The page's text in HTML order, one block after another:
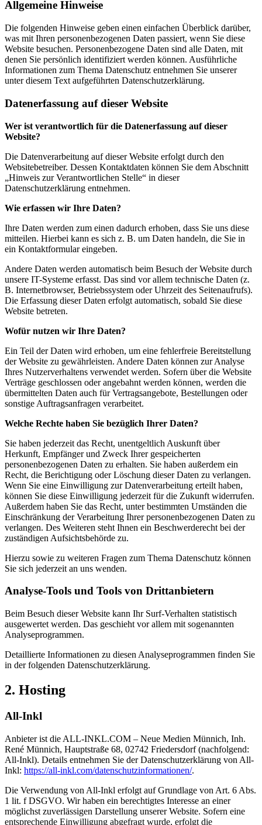
Allgemeine Hinweise
Die folgenden Hinweise geben einen einfachen Überblick darüber,
was mit Ihren personenbezogenen Daten passiert, wenn Sie diese
Website besuchen. Personenbezogene Daten sind alle Daten, mit
denen Sie persönlich identifiziert werden können. Ausführliche
Informationen zum Thema Datenschutz entnehmen Sie unserer
unter diesem Text aufgeführten Datenschutzerklärung.
Datenerfassung auf dieser Website
Wer ist verantwortlich für die Datenerfassung auf dieser
Website?
Die Datenverarbeitung auf dieser Website erfolgt durch den
Websitebetreiber. Dessen Kontaktdaten können Sie dem Abschnitt
„Hinweis zur Verantwortlichen Stelle“ in dieser
Datenschutzerklärung entnehmen.
Wie erfassen wir Ihre Daten?
Ihre Daten werden zum einen dadurch erhoben, dass Sie uns diese
mitteilen. Hierbei kann es sich z. B. um Daten handeln, die Sie in
ein Kontaktformular eingeben.
Andere Daten werden automatisch beim Besuch der Website durch
unsere IT-Systeme erfasst. Das sind vor allem technische Daten (z.
B. Internetbrowser, Betriebssystem oder Uhrzeit des Seitenaufrufs).
Die Erfassung dieser Daten erfolgt automatisch, sobald Sie diese
Website betreten.
Wofür nutzen wir Ihre Daten?
Ein Teil der Daten wird erhoben, um eine fehlerfreie Bereitstellung
der Website zu gewährleisten. Andere Daten können zur Analyse
Ihres Nutzerverhaltens verwendet werden. Sofern über die Website
Verträge geschlossen oder angebahnt werden können, werden die
übermittelten Daten auch für Vertragsangebote, Bestellungen oder
sonstige Auftragsanfragen verarbeitet.
Welche Rechte haben Sie bezüglich Ihrer Daten?
Sie haben jederzeit das Recht, unentgeltlich Auskunft über
Herkunft, Empfänger und Zweck Ihrer gespeicherten
personenbezogenen Daten zu erhalten. Sie haben außerdem ein
Recht, die Berichtigung oder Löschung dieser Daten zu verlangen.
Wenn Sie eine Einwilligung zur Datenverarbeitung erteilt haben,
können Sie diese Einwilligung jederzeit für die Zukunft widerrufen.
Außerdem haben Sie das Recht, unter bestimmten Umständen die
Einschränkung der Verarbeitung Ihrer personenbezogenen Daten zu
verlangen. Des Weiteren steht Ihnen ein Beschwerderecht bei der
zuständigen Aufsichtsbehörde zu.
Hierzu sowie zu weiteren Fragen zum Thema Datenschutz können
Sie sich jederzeit an uns wenden.
Analyse-Tools und Tools von Drittanbietern
Beim Besuch dieser Website kann Ihr Surf-Verhalten statistisch
ausgewertet werden. Das geschieht vor allem mit sogenannten
Analyseprogrammen.
Detaillierte Informationen zu diesen Analyseprogrammen finden Sie
in der folgenden Datenschutzerklärung.
2. Hosting
All-Inkl
Anbieter ist die ALL-INKL.COM – Neue Medien Münnich, Inh.
René Münnich, Hauptstraße 68, 02742 Friedersdorf (nachfolgend:
All-Inkl). Details entnehmen Sie der Datenschutzerklärung von All-
Inkl: https://all-inkl.com/datenschutzinformationen/.
Die Verwendung von All-Inkl erfolgt auf Grundlage von Art. 6 Abs.
1 lit. f DSGVO. Wir haben ein berechtigtes Interesse an einer
möglichst zuverlässigen Darstellung unserer Website. Sofern eine
entsprechende Einwilligung abgefragt wurde, erfolgt die